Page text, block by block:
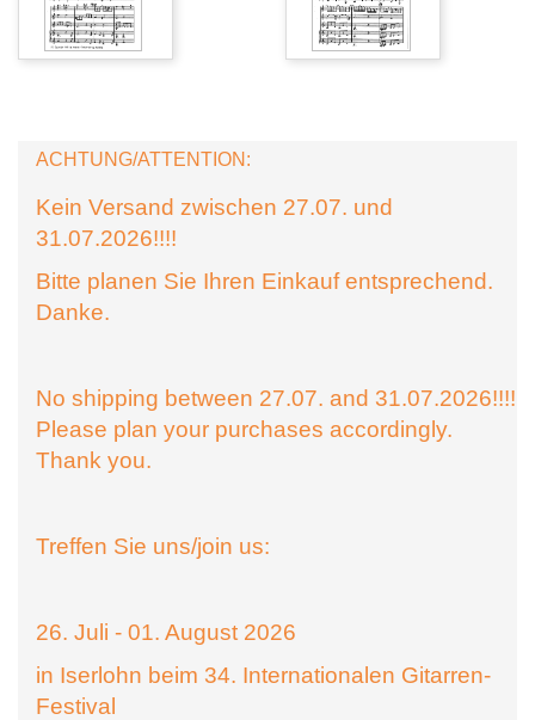
ACHTUNG/ATTENTION:
Kein Versand zwischen 27.07. und
31.07.2026!!!!
Bitte planen Sie Ihren Einkauf entsprechend.
Danke.
No shipping between 27.07. and 31.07.2026!!!!
Please plan your purchases accordingly.
Thank you.
Treffen Sie uns/join us:
26. Juli - 01. August 2026
in Iserlohn beim 34. Internationalen Gitarren-
Festival